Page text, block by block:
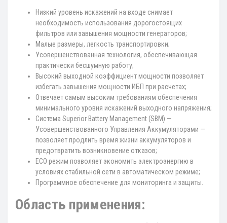
Низкий уровень искажений на входе снимает
необходимость использования дорогостоящих
фильтров или завышения мощности генераторов;
Малые размеры, легкость транспортировки;
Усовершенствованная технология, обеспечивающая
практически бесшумную работу;
Высокий выходной коэффициент мощности позволяет
избегать завышения мощности ИБП при расчетах;
Отвечает самым высоким требованиям обеспечения
минимального уровня искажений выходного напряжения;
Система Superior Battery Management (SBM) —
Усовершенствованного Управления Аккумуляторами —
позволяет продлить время жизни аккумуляторов и
предотвратить возникновение отказов;
ЕСО режим позволяет экономить электроэнергию в
условиях стабильной сети в автоматическом режиме;
Программное обеспечение для мониторинга и защиты.
Область применения: